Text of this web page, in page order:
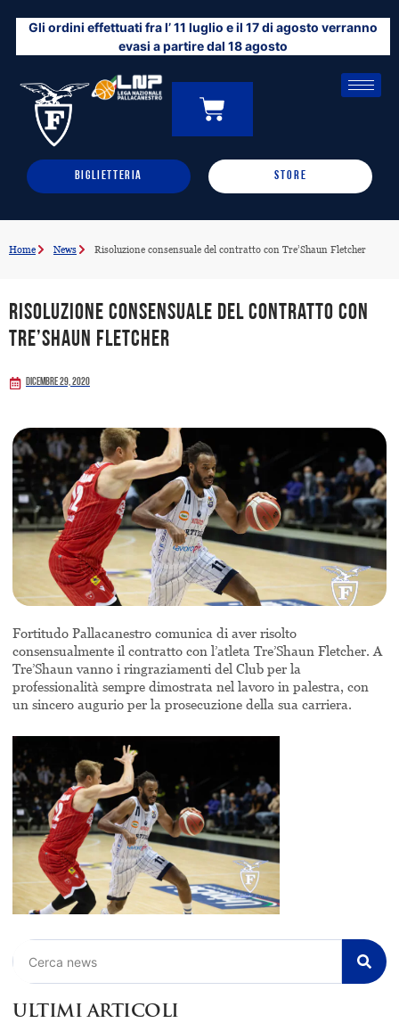
contenuto
Gli ordini effettuati fra l’ 11 luglio e il 17 di agosto verranno
evasi a partire dal 18 agosto
0
CARRELLO
BIGLIETTERIA STORE
Home News Risoluzione consensuale del contratto con Tre’Shaun Fletcher
Risoluzione consensuale del contratto con
Tre’Shaun Fletcher
Dicembre 29, 2020
Fortitudo Pallacanestro comunica di aver risolto
consensualmente il contratto con l’atleta Tre’Shaun Fletcher. A
Tre’Shaun vanno i ringraziamenti del Club per la
professionalità sempre dimostrata nel lavoro in palestra, con
un sincero augurio per la prosecuzione della sua carriera.
ULTIMI ARTICOLI